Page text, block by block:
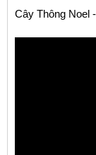
Cây Thông Noel